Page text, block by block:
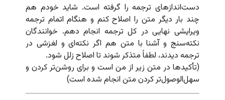
دست‌اندازهای ترجمه را گرفته است. شاید خودم هم
چند بار دیگر متن را اصلاح کنم و هنگام اتمام ترجمه
ویرایشی نهایی در کل ترجمه انجام دهم. خوانندگان
نکته‌سنج و آشنا با متن هم اگر نکته‌ای و لغزشی در
ترجمه دیدند، لطفاً متذکر شوند تا اصلاح زلل شود.
(تأکیدها در متن زیر از من است و برای روشن‌تر کردن و
سهل‌الوصول‌تر کردن متن انجام شده است)